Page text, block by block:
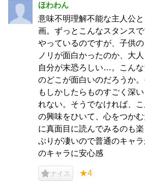
ほわわん
意味不明理解不能な主人公
画。ずっとこんなスタンス
やっているのですが、子供
ノリが面白かったのか、大
自分が末恐ろしい…。こん
のどこが面白いのだろうか。
もしかしたらものすごく深
れない。そうでなければ、
の興味をひいて、心をつか
に真面目に読んでみるのも
ぶりが凄いので普通のキャ
のキャラに安心感
ナイス ★4